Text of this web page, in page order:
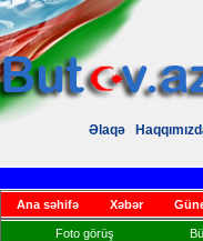
Əlaqə
Ana səhifə Xəbər
Foto görüş